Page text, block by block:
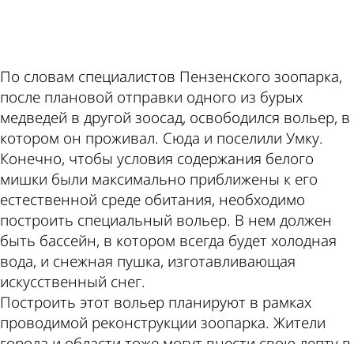
По словам специалистов Пензенского зоопарка,
после плановой отправки одного из бурых
медведей в другой зоосад, освободился вольер, в
котором он проживал. Сюда и поселили Умку.
Конечно, чтобы условия содержания белого
мишки были максимально приближены к его
естественной среде обитания, необходимо
построить специальный вольер. В нем должен
быть бассейн, в котором всегда будет холодная
вода, и снежная пушка, изготавливающая
искусственный снег.
Построить этот вольер планируют в рамках
проводимой реконструкции зоопарка. Жители